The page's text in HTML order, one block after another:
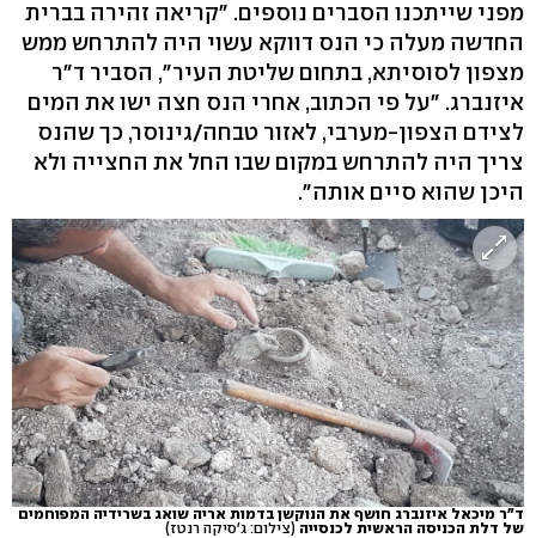
מפני שייתכנו הסברים נוספים. "קריאה זהירה בברית
החדשה מעלה כי הנס דווקא עשוי היה להתרחש ממש
מצפון לסוסיתא, בתחום שליטת העיר", הסביר ד"ר
איזנברג. "על פי הכתוב, אחרי הנס חצה ישו את המים
לצידם הצפון-מערבי, לאזור טבחה/גינוסר, כך שהנס
צריך היה להתרחש במקום שבו החל את החצייה ולא
היכן שהוא סיים אותה".
ד"ר מיכאל איזנברג חושף את הנוקשן בדמות אריה שואג בשרידיה המפוחמים
של דלת הכניסה הראשית לכנסייה(צילום: ג'סיקה רנטז)